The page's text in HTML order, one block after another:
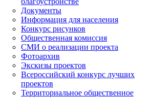
Документы
Информация для населения
Конкурс рисунков
Общественная комиссия
СМИ о реализации проекта
Фотоархив
Экскизы проектов
Всероссийский конкурс лучших
проектов
Территориальное общественное